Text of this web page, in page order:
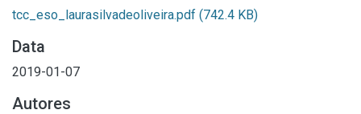
tcc_eso_laurasilvadeoliveira.pdf (742.4 KB)
Data
2019-01-07
Autores